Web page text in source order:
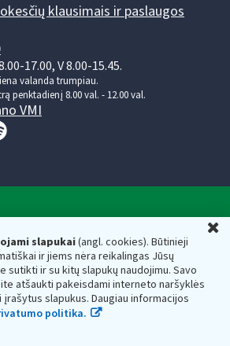
slapukai(angl. cookies). Būtinieji
ir jiems nėra reikalingas Jūsų
sutikti ir su kitų slapukų naudojimu. Savo
atšaukti pakeisdami interneto naršyklės
slapukus. Daugiau informacijos
politika.
klausimais ir paslaugos
17.00, V 8.00-15.45.
valanda trumpiau.
penktadienį 8.00 val. - 12.00 val.
VMI
inspekcija prie Lietuvos
ministerijos
asmens kodas — 188659752,
g. 14, 01107 Vilnius, Lietuva, el.paštas:
dėžutės adresas 188659752
mokesčių inspekciją prie Lietuvos
kaupiami ir saugomi Juridinių